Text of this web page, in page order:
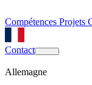
Compétences Projets
Contact
Allemagne